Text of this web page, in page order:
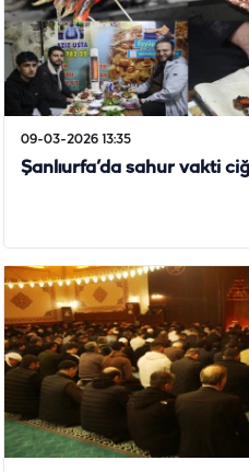
09-03-2026 13:35
Şanlıurfa’da sahur vakti